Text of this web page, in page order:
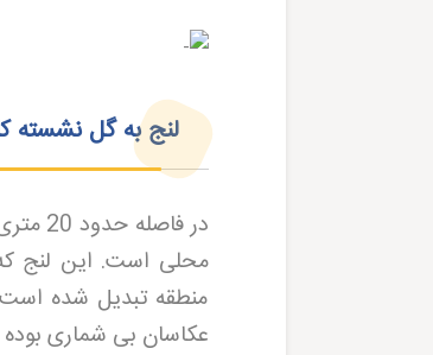
لنج به گل نشسته
در
محلی است. این لنج که
منطقه تبدیل شده
عکاسان بی شماری